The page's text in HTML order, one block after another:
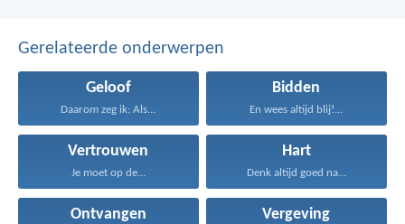
Gerelateerde onderwerpen
Geloof
Daarom zeg ik: Als...
Bidden
En wees altijd blij!...
Vertrouwen
Je moet op de...
Hart
Denk altijd goed na...
Ontvangen Vergeving